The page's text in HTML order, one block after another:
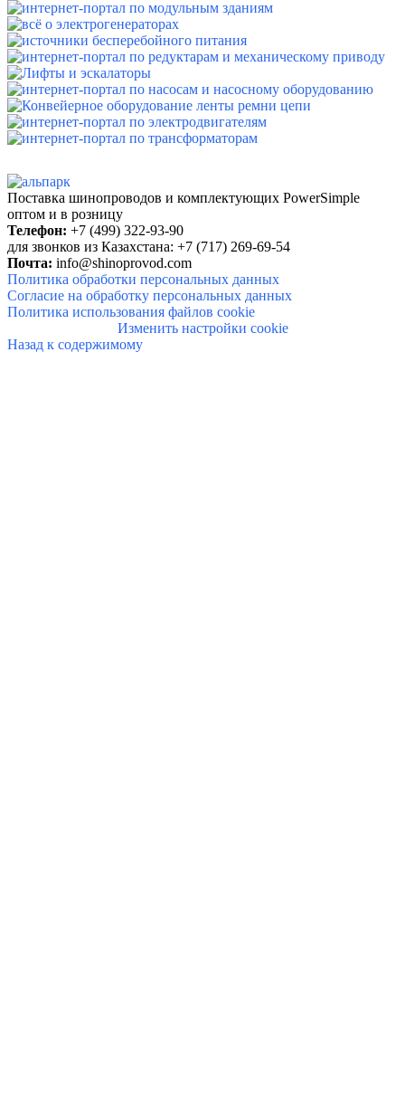
Поставка шинопроводов и комплектующих PowerSimple
оптом и в розницу
Телефон: +7 (499) 322-93-90
для звонков из Казахстана: +7 (717) 269-69-54
Почта: info@shinoprovod.com
Политика обработки персональных данных
Согласие на обработку персональных данных
Политика использования файлов cookie
Изменить настройки cookie
Назад к содержимому